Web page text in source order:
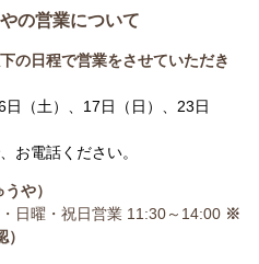
の営業について
の日程で営業をさせていただき
（土）、17日（日）、23日
お電話ください。
や）
日曜・祝日営業 11:30～14:00 ※